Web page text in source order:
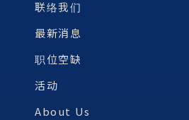
联络我们
最新消息
职位空缺
活动
About Us